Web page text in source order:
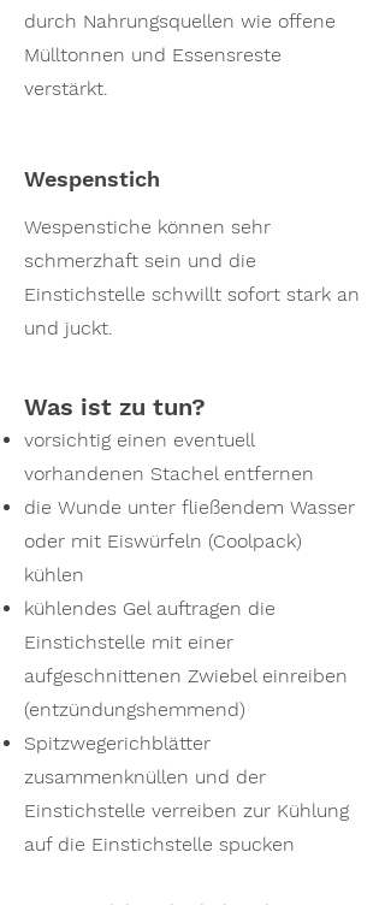
durch Nahrungsquellen wie offene
Mülltonnen und Essensreste
verstärkt.
Wespenstich
Wespenstiche können sehr
schmerzhaft sein und die
Einstichstelle schwillt sofort stark an
und juckt.
Was ist zu tun?
vorsichtig einen eventuell
vorhandenen Stachel entfernen
die Wunde unter fließendem Wasser
oder mit Eiswürfeln (Coolpack)
kühlen
kühlendes Gel auftragen die
Einstichstelle mit einer
aufgeschnittenen Zwiebel einreiben
(entzündungshemmend)
Spitzwegerichblätter
zusammenknüllen und der
Einstichstelle verreiben zur Kühlung
auf die Einstichstelle spucken